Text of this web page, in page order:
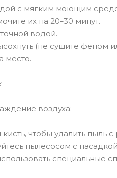
с мягким моющим
их на 20–30 минут.
водой.
(не сушите феном
место.
воздуха:
чтобы удалить пыль
пылесосом с
специальные